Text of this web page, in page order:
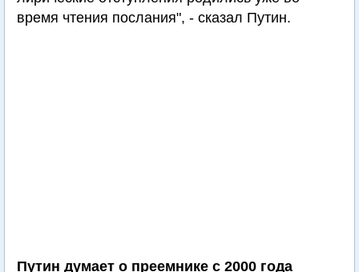
время чтения послания", - сказал Путин.
Путин думает о преемнике с 2000 года